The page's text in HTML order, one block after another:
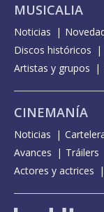
MUSICALIA
Noticias
Discos históricos
Artistas y grupos
CINEMANÍA
Noticias
Avances
Tráilers
Actores y actrices